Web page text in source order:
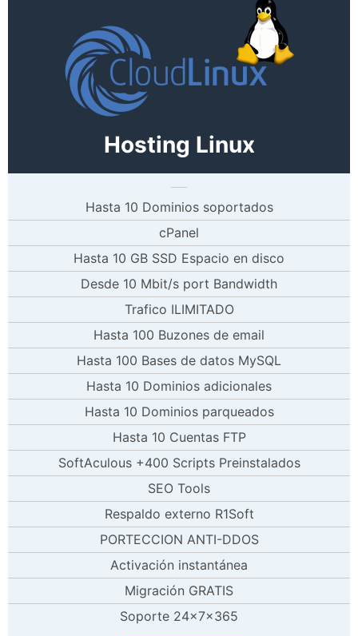
Hosting Linux
Hasta 10 Dominios soportados
cPanel
Hasta 10 GB SSD Espacio en disco
Desde 10 Mbit/s port Bandwidth
Trafico ILIMITADO
Hasta 100 Buzones de email
Hasta 100 Bases de datos MySQL
Hasta 10 Dominios adicionales
Hasta 10 Dominios parqueados
Hasta 10 Cuentas FTP
SoftAculous +400 Scripts Preinstalados
SEO Tools
Respaldo externo R1Soft
PORTECCION ANTI-DDOS
Activación instantánea
Migración GRATIS
Soporte 24x7x365